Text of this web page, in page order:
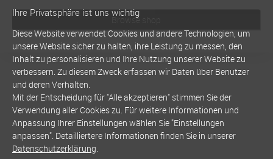
Browse shop
Ihre Privatsphäre ist uns wichtig
Diese Website verwendet Cookies und andere Technologien, um
unsere Website sicher zu halten, ihre Leistung zu messen, den
Inhalt zu personalisieren und Ihre Nutzung unserer Website zu
verbessern. Zu diesem Zweck erfassen wir Daten über Benutzer
und deren Verhalten.
Mit der Entscheidung für "Alle akzeptieren" stimmen Sie der
Verwendung aller Cookies zu. Für weitere Informationen und
Anpassung Ihrer Einstellungen wählen Sie "Einstellungen
anpassen". Detailliertere Informationen finden Sie in unserer
Datenschutzerklärung.